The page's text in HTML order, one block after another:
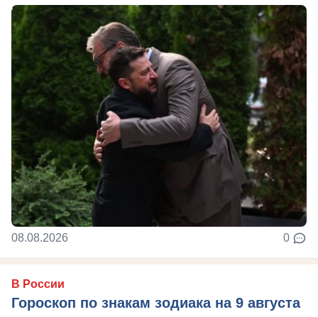
08.08.2026 0
В России
Гороскоп по знакам зодиака на 9 августа